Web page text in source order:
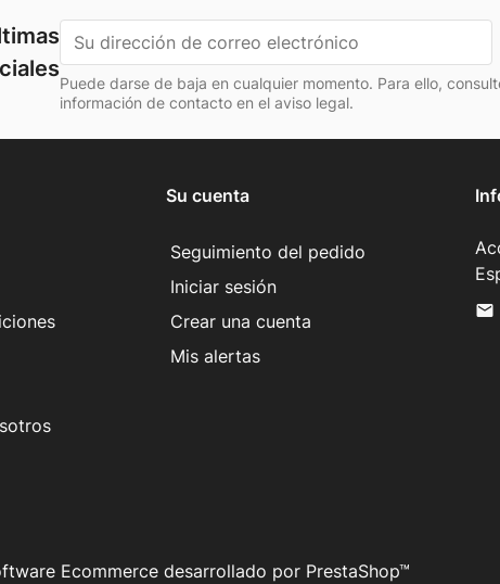
Puede darse de baja en cualquier momento. Para ello,
información de contacto en el aviso legal.
Su cuenta
Seguimiento del pedido
Iniciar sesión
Crear una cuenta
Mis alertas
mail
Ecommerce desarrollado por PrestaShop™